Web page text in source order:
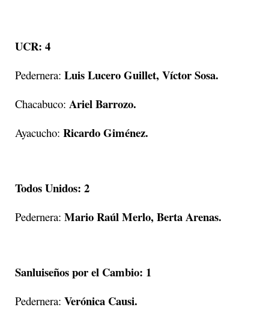
UCR: 4
Pedernera: Luis Lucero Guillet, Víctor Sosa.
Chacabuco: Ariel Barrozo.
Ayacucho: Ricardo Giménez.
Todos Unidos: 2
Pedernera: Mario Raúl Merlo, Berta Arenas.
Sanluiseños por el Cambio: 1
Pedernera: Verónica Causi.